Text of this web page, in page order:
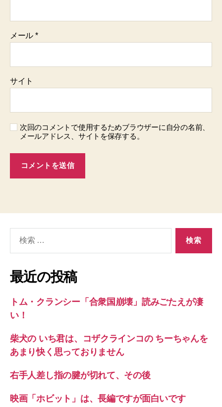
メール *
サイト
次回のコメントで使用するためブラウザーに自分の名前、
メールアドレス、サイトを保存する。
象:
最近の投稿
トム・クランシー「合衆国崩壊」読みごたえが凄
い！
柴犬の いち君は、コザクラインコの ちーちゃんを
あまり快く思っておりません
右手人差し指の腱が切れて、その後
映画「ホビット」は、長編ですが面白いです